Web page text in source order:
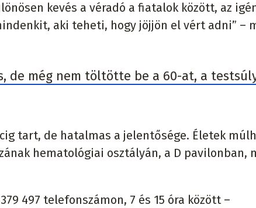
kevés a véradó a fiatalok között, az
aki teheti, hogy jöjjön el vért adni” –
de még nem töltötte be a 60-at, a
tart, de hatalmas a jelentősége. Életek
hematológiai osztályán, a D pavilonban,
497 telefonszámon, 7 és 15 óra között –